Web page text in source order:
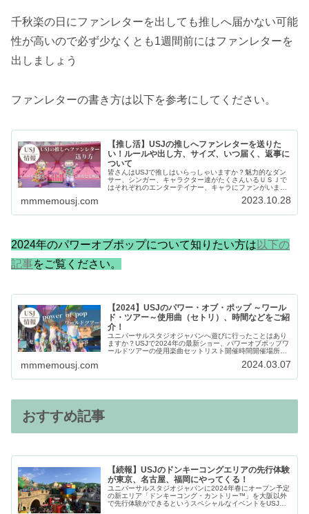
千秋楽の日にファンレターを出しても推しへ届かない可能
性が高いので必ず少なくとも1週間前にはファンレターを
出しましょう
ファンレターの書き方は以下を参考にしてください。
【推し活】USJの推しへファンレターを送りた
い！ルールや出し方、サイズ、いつ届く、返事に
ついて
皆さんはUSJで推しはいらっしゃいますか？魅力的なダン
サー、シンガー、キャラクター達がたくさんいるＵＳＪで
はそれぞれのエンターテイナー、キャラにファンがいま
mmmemousj.com 2023.10.28
2024年のパワーオブポップについて知りたい方は 以下の
記事をご覧ください。
【2024】USJのパワー・オブ・ポップ ～ワール
ド・ツアー～使用曲（セトリ）、時間などをご紹
介！
ユニバーサルスタジオジャパンへ遊びに行ったことはあり
ますか？USJで2024年の最新ショー、パワーオブポップワ
ールドツアーの使用楽曲セットリスト開催時間開催場所な
mmmemousj.com 2024.03.07
おすすめ記事
【続報】USJのドンキーコングエリアの先行体験
が東京、名古屋、福岡にやってくる！
ユニバーサルスタジオジャパンに2024年春にオープン予定
の新エリア「ドンキーコング・カントリー™」を大阪以外
で先行体験ができるというスペシャルなイベントをUSJが